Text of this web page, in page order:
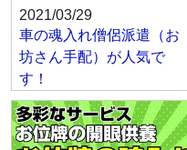
2021/03/29
車の魂入れ僧侶派遣（お
坊さん手配）が人気で
す！